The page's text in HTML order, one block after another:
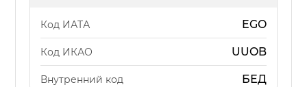
Код ИАТА EGO
Код ИКАО UUOB
Внутренний код БЕД